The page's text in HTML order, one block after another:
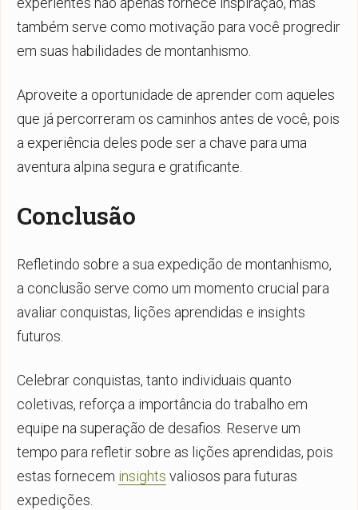
também serve como motivação para você progredir
em suas habilidades de montanhismo.
Aproveite a oportunidade de aprender com aqueles
que já percorreram os caminhos antes de você, pois
a experiência deles pode ser a chave para uma
aventura alpina segura e gratificante.
Conclusão
Refletindo sobre a sua expedição de montanhismo,
a conclusão serve como um momento crucial para
avaliar conquistas, lições aprendidas e insights
futuros.
Celebrar conquistas, tanto individuais quanto
coletivas, reforça a importância do trabalho em
equipe na superação de desafios. Reserve um
tempo para refletir sobre as lições aprendidas, pois
estas fornecem insights valiosos para futuras
expedições.